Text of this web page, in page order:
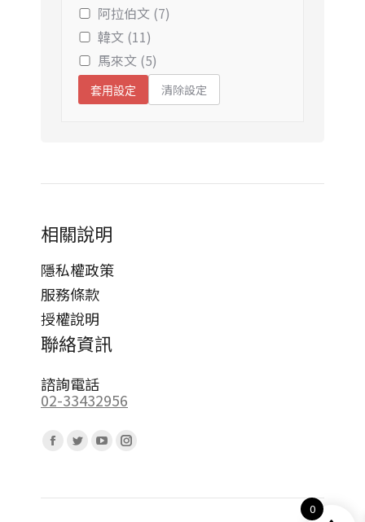
阿拉伯文 (7)
韓文 (11)
馬來文 (5)
套用設定 清除設定
相關說明
隱私權政策
服務條款
授權說明
聯絡資訊
諮詢電話
02-33432956
Facebook
opens
Twitter
opens
YouTube
opens
Instagram
opens
0